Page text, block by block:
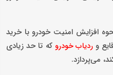
افزایش امنیت خودرو با خرید
وردیاب خودرو که تا حد زیادی
می‌پردازد.